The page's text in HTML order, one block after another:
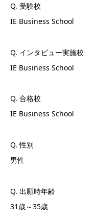
Q. 受験校
IE Business School
Q. インタビュー実施校
IE Business School
Q. 合格校
IE Business School
Q. 性別
男性
Q. 出願時年齢
31歳～35歳